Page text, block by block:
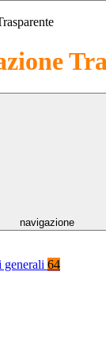
navigazione
generali 64